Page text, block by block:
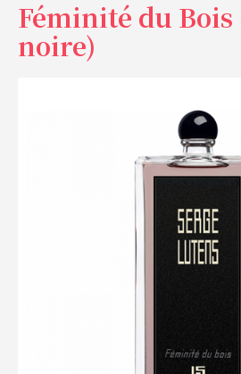
Féminité du
noire)